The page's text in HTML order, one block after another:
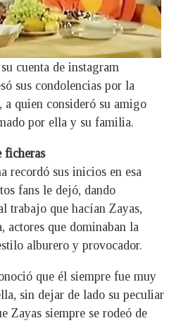
cuenta de instagram
sus condolencias por la
a quien consideró su amigo
por ella y su familia.
ficheras
recordó sus inicios en esa
fans le dejó, dando
trabajo que hacían Zayas,
actores que dominaban la
alburero y provocador.
que él siempre fue muy
sin dejar de lado su peculiar
Zayas siempre se rodeó de